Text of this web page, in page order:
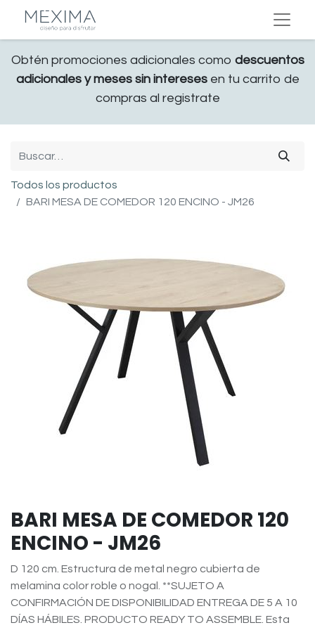
Obtén promociones adicionales como descuentos
adicionales y meses sin interesesen tu carrito de
compras al registrate
Todos los productos
BARI MESA DE COMEDOR 120 ENCINO - JM26
BARI MESA DE COMEDOR 120
ENCINO - JM26
D 120 cm. Estructura de metal negro cubierta de
melamina color roble o nogal. **SUJETO A
CONFIRMACIÓN DE DISPONIBILIDAD ENTREGA DE 5 A 10
DÍAS HÁBILES. PRODUCTO READY TO ASSEMBLE. Esta